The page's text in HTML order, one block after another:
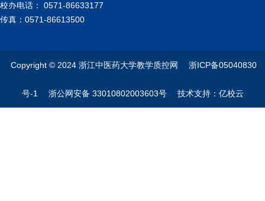
校办电话： 0571-86633177
传真：0571-86613500
Copyright © 2024 浙江中医药大学教学质控网 浙ICP备05040830
号-1 浙公网安备 33010802003603号 技术支持：亿校云